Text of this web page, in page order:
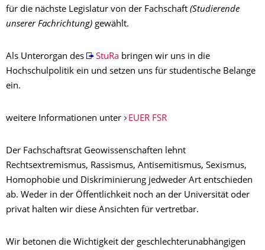
für die nächste Legislatur von der Fachschaft (Studierende
unserer Fachrichtung) gewählt.
Als Unterorgan des StuRabringen wir uns in die
Hochschulpolitik ein und setzen uns für studentische Belange
ein.
weitere Informationen unter EUER FSR
Der Fachschaftsrat Geowissenschaften lehnt
Rechtsextremismus, Rassismus, Antisemitismus, Sexismus,
Homophobie und Diskriminierung jedweder Art entschieden
ab. Weder in der Öffentlichkeit noch an der Universität oder
privat halten wir diese Ansichten für vertretbar.
Wir betonen die Wichtigkeit der geschlechterunabhängigen